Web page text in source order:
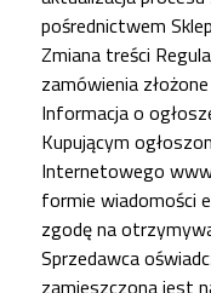
pośrednictwem
Zmiana treści
zamówienia
Informacja o
Kupującym
Internetowego
formie wiadomości
zgodę na
Sprzedawca
zamieszczona jest